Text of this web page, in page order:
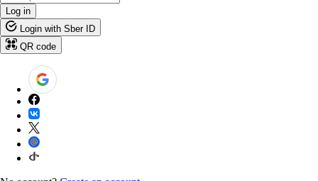
Log in
Login with Sber ID
QR code